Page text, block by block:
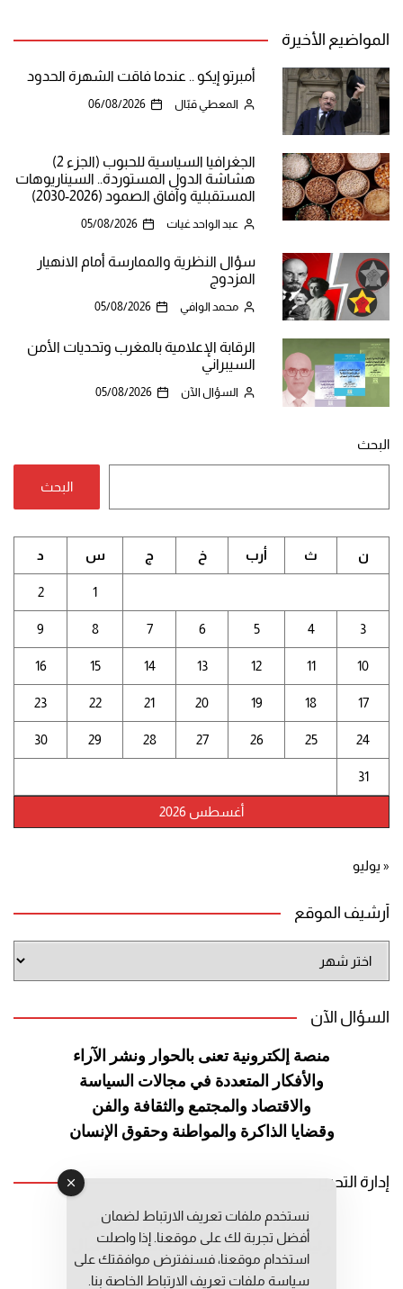
المواضيع الأخيرة
أمبرتو إيكو .. عندما فاقت الشهرة الحدود
المعطي قبّال 06/08/2026
الجغرافيا السياسية للحبوب (الجزء 2)
هشاشة الدول المستوردة.. السيناريوهات
المستقبلية وآفاق الصمود (2026-2030)
عبد الواحد غيات 05/08/2026
سؤال النظرية والممارسة أمام الانهيار
المزدوج
محمد الوافي 05/08/2026
الرقابة الإعلامية بالمغرب وتحديات الأمن
السيبراني
السؤال الآن 05/08/2026
البحث
البحث
أغسطس 2026
ن ث أرب خ ج س د
1
2
3
4
5
6
7
8
9
10
11
12
13
14
15
16
17
18
19
20
21
22
23
24
25
26
27
28
29
30
31
« يوليو
أرشيف الموقع
الموقع
السؤال الآن
منصة إلكترونية تعنى بالحوار ونشر الآراء
والأفكار المتعددة في مجالات السياسة
والاقتصاد والمجتمع والثقافة والفن
وقضايا الذاكرة والمواطنة وحقوق الإنسان
إدارة التحرير
رئيس التحرير: عبد الرحيم التوراني
رئيس التحرير المساعد: المعطي قبال
مديرة التحرير: فاطمة حوحو
نستخدم ملفات تعريف الارتباط لضمان
أفضل تجربة لك على موقعنا. إذا واصلت
استخدام موقعنا، فسنفترض موافقتك على
سياسة ملفات تعريف الارتباط الخاصة بنا.